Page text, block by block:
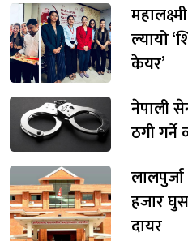
ल्यायो
केयर’
नेपाली
ठगी गर्ने
हजार
दायर